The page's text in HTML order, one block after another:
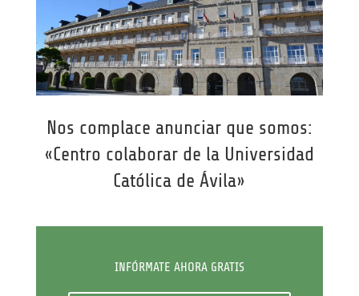
Nos complace anunciar que somos:
«Centro colaborar de la Universidad
Católica de Ávila»
INFÓRMATE AHORA GRATIS